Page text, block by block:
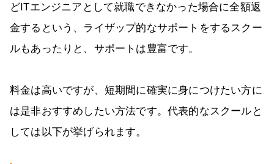
どITエンジニアとして就職できなかった場合に全額返
金するという、ライザップ的なサポートをするスクー
ルもあったりと、サポートは豊富です。
料金は高いですが、短期間に確実に身につけたい方に
は是非おすすめしたい方法です。代表的なスクールと
しては以下が挙げられます。